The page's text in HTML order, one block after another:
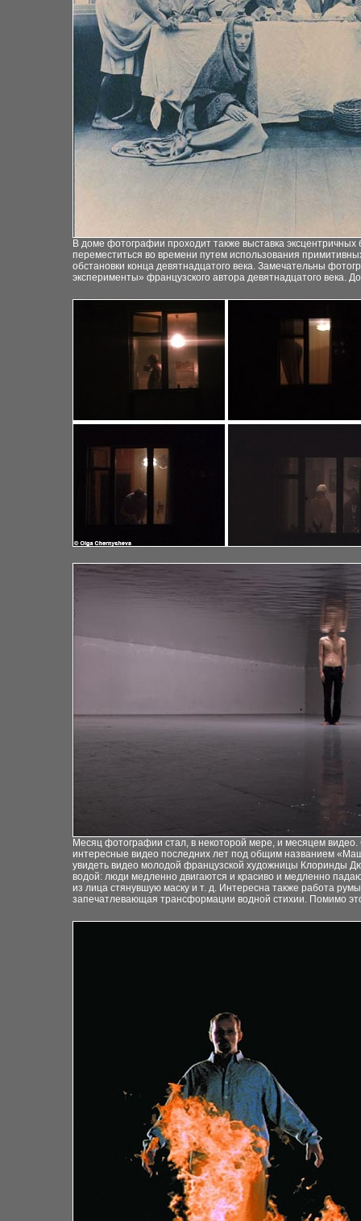
В доме фотографии проходит также выставка
переместиться во времени путем использования
обстановки конца девятнадцатого века. Замечательны
эксперименты» французского автора девятнадцатого века.
Месяц фотографии стал, в некоторой мере, и месяцем
интересные видео последних лет под общим названием
увидеть видео молодой французской художницы Клоринды
водой: люди медленно двигаются и красиво и медленно
из лица стянувшую маску и т. д. Интересна также работа
запечатлевающая трансформации водной стихии. Помимо